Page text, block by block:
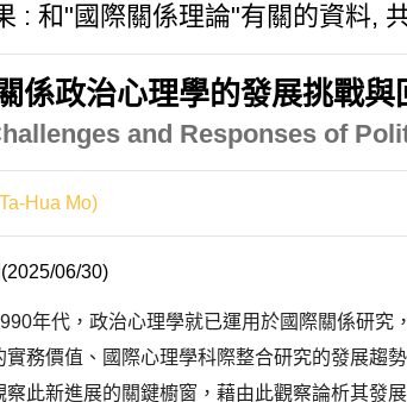
: 和"國際關係理論"有關的資料,
係政治心理學的發展挑戰
and Responses of
Hua Mo)
06/30)
年代，政治心理學就已運用於國際關係研究
實務價值、國際心理學科際整合研究的發展趨
察此新進展的關鍵櫥窗，藉由此觀察論析其發